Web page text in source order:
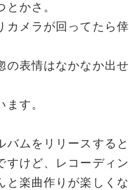
かさ。
カメラが回ってたら倖
の表情はなかなか出せ
す。
バムをリリースすると
すけど、レコーディン
と楽曲作りが楽しくな